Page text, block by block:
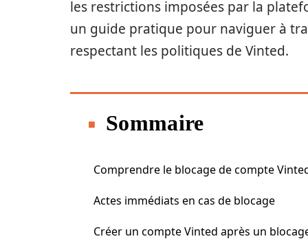
les restrictions imposées par la
un guide pratique pour naviguer à
respectant les politiques de Vinted.
Sommaire
Comprendre le blocage de compte
Actes immédiats en cas de blocage
Créer un compte Vinted après un